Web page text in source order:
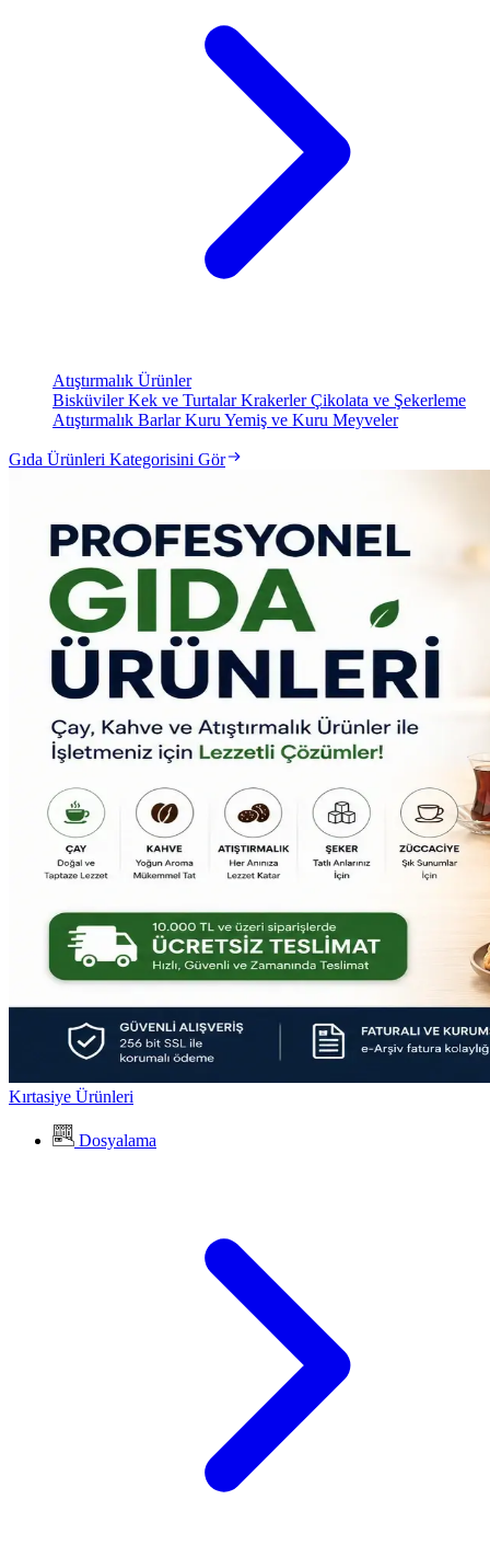
Atıştırmalık Ürünler
BisküvilerKek ve TurtalarKrakerlerÇikolata ve Şekerleme
Atıştırmalık BarlarKuru Yemiş ve Kuru Meyveler
Gıda Ürünleri Kategorisini Gör
Kırtasiye Ürünleri
Dosyalama